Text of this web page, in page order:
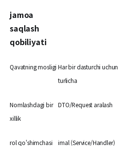
jamoa
saqlash
qobiliyati
Qavatning mosligi Har bir dasturchi uchun
turlicha
Nomlashdagi bir
xillik
DTO/Request aralash
rol qo'shimchasi imal (Service/Handler)